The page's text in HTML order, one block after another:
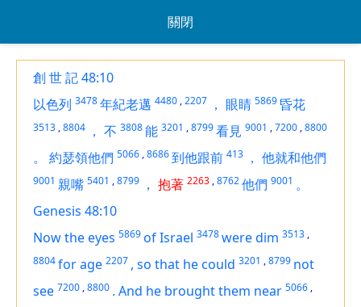
關閉
創 世 記 48:10
以色列 3478年紀老邁 4480 ,2207 ， 眼睛 5869昏花
3513 ,8804 ， 不 3808能 3201 ,8799看見 9001 ,7200 ,8800
。 約瑟領他們 5066 ,8686到他跟前 413 ， 他就和他們
9001 親嘴 5401 ,8799 ， 抱著 2263 ,8762他們 9001 。
Genesis 48:10
Now the eyes 5869of Israel 3478were dim 3513 ,
8804for age 2207 , so that he could 3201 ,8799 not
see 7200 ,8800 . And he brought them near 5066 ,